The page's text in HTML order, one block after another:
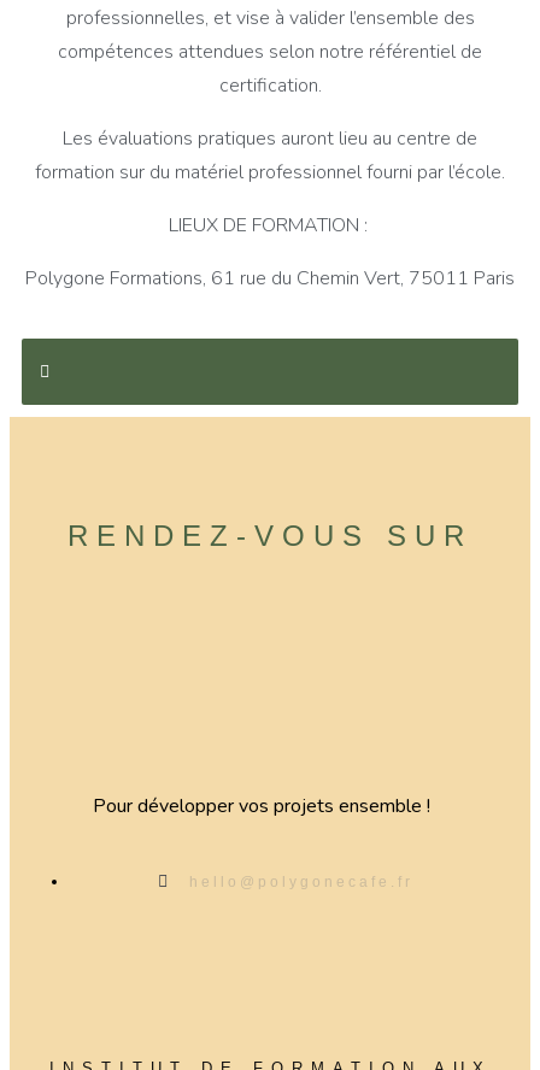
professionnelles, et vise à valider l’ensemble des
compétences attendues selon notre référentiel de
certification.
Les évaluations pratiques auront lieu au centre de
formation sur du matériel professionnel fourni par l’école.
LIEUX DE FORMATION :
Polygone Formations, 61 rue du Chemin Vert, 75011 Paris
RENDEZ-VOUS SUR
Pour développer vos projets ensemble !
hello@polygonecafe.fr